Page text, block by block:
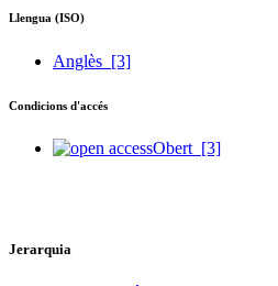
Llengua (ISO)
Anglès [3]
Condicions d'accés
Obert [3]
Jerarquia